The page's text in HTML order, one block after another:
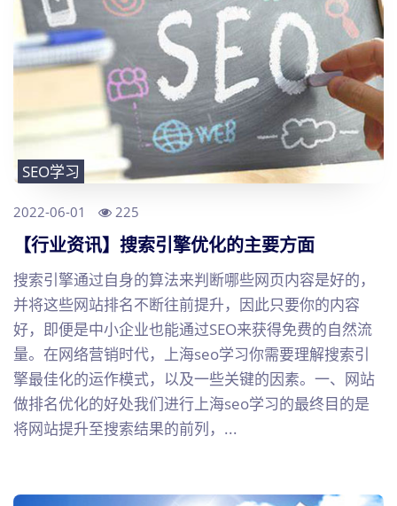
SEO学习
2022-06-01 225
【行业资讯】搜索引擎优化的主要方面
搜索引擎通过自身的算法来判断哪些网页内容是好的，
并将这些网站排名不断往前提升，因此只要你的内容
好，即便是中小企业也能通过SEO来获得免费的自然流
量。在网络营销时代，上海seo学习你需要理解搜索引
擎最佳化的运作模式，以及一些关键的因素。一、网站
做排名优化的好处我们进行上海seo学习的最终目的是
将网站提升至搜索结果的前列，...